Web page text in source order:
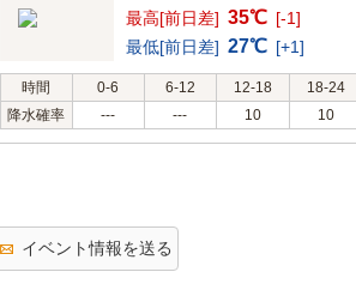
最高[前日差] 35℃ [-1]
最低[前日差] 27℃ [+1]
時間 0-6 6-12 12-18
18-24
降水確率
--- --- 10 10
イベント情報を送る